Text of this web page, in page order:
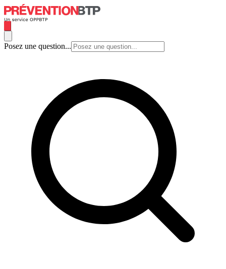
Posez une question...